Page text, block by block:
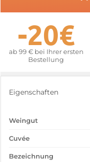
-20€
ab 99 € bei Ihrer ersten
Bestellung
Eigenschaften
Weingut
Cuvée
Bezeichnung